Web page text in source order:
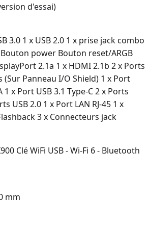
d'essai)
3.0 1 x USB 2.0 1 x prise jack combo
power Bouton reset/ARGB
2.1a 1 x HDMI 2.1b 2 x Ports
Panneau I/O Shield) 1 x Port
1 x Port USB 3.1 Type-C 2 x Ports
USB 2.0 1 x Port LAN RJ-45 1 x
3 x Connecteurs jack
Clé WiFi USB - Wi-Fi 6 - Bluetooth
mm